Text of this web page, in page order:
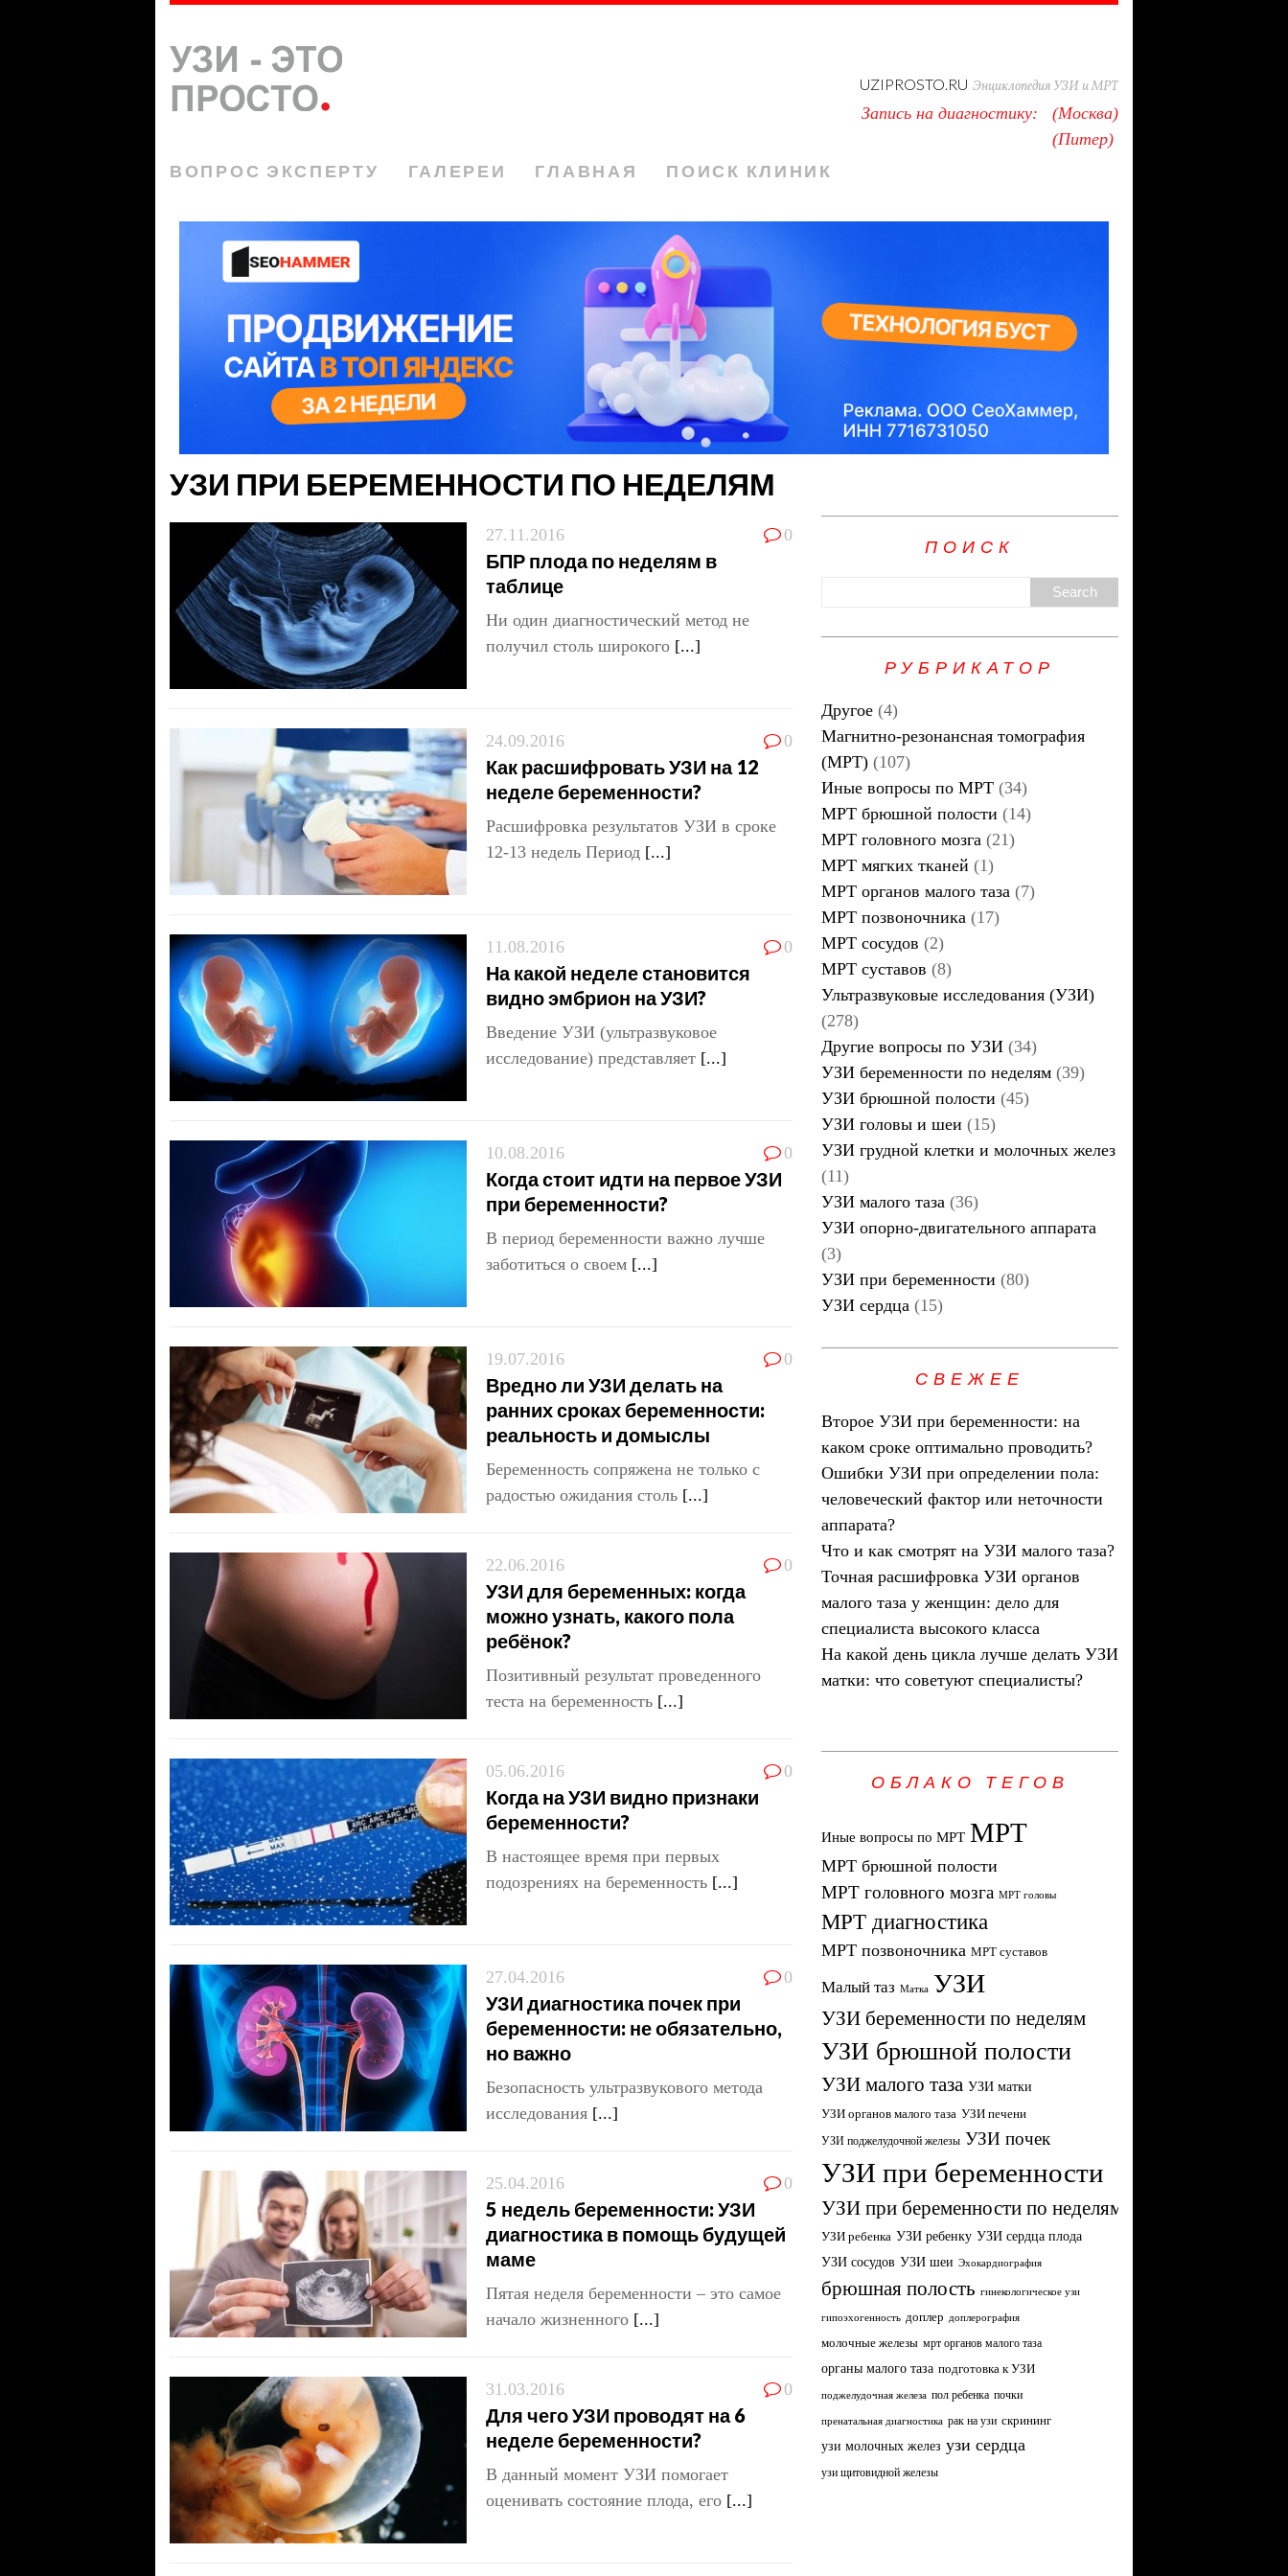
UZIPROSTO.RU Энциклопедия УЗИ и МРТ
Запись на диагностику:
Москва
Питер
ВОПРОС ЭКСПЕРТУ ГАЛЕРЕИ ГЛАВНАЯ ПОИСК КЛИНИК
УЗИ ПРИ БЕРЕМЕННОСТИ ПО НЕДЕЛЯМ
27.11.2016 0
БПР плода по неделям в
таблице
Ни один диагностический метод не
получил столь широкого [...]
24.09.2016 0
Как расшифровать УЗИ на 12
неделе беременности?
Расшифровка результатов УЗИ в сроке
12-13 недель Период [...]
11.08.2016 0
На какой неделе становится
видно эмбрион на УЗИ?
Введение УЗИ (ультразвуковое
исследование) представляет [...]
10.08.2016 0
Когда стоит идти на первое УЗИ
при беременности?
В период беременности важно лучше
заботиться о своем [...]
19.07.2016 0
Вредно ли УЗИ делать на
ранних сроках беременности:
реальность и домыслы
Беременность сопряжена не только с
радостью ожидания столь [...]
22.06.2016 0
УЗИ для беременных: когда
можно узнать, какого пола
ребёнок?
Позитивный результат проведенного
теста на беременность [...]
05.06.2016 0
Когда на УЗИ видно признаки
беременности?
В настоящее время при первых
подозрениях на беременность [...]
27.04.2016 0
УЗИ диагностика почек при
беременности: не обязательно,
но важно
Безопасность ультразвукового метода
исследования [...]
25.04.2016 0
5 недель беременности: УЗИ
диагностика в помощь будущей
маме
Пятая неделя беременности – это самое
начало жизненного [...]
31.03.2016 0
Для чего УЗИ проводят на 6
неделе беременности?
В данный момент УЗИ помогает
оценивать состояние плода, его [...]
ПОИСК
РУБРИКАТОР
Другое (4)
Магнитно-резонансная томография
(МРТ) (107)
Иные вопросы по МРТ (34)
МРТ брюшной полости (14)
МРТ головного мозга (21)
МРТ мягких тканей (1)
МРТ органов малого таза (7)
МРТ позвоночника (17)
МРТ сосудов (2)
МРТ суставов (8)
Ультразвуковые исследования (УЗИ)
(278)
Другие вопросы по УЗИ (34)
УЗИ беременности по неделям (39)
УЗИ брюшной полости (45)
УЗИ головы и шеи (15)
УЗИ грудной клетки и молочных желез
(11)
УЗИ малого таза (36)
УЗИ опорно-двигательного аппарата
(3)
УЗИ при беременности (80)
УЗИ сердца (15)
СВЕЖЕЕ
Второе УЗИ при беременности: на
каком сроке оптимально проводить?
Ошибки УЗИ при определении пола:
человеческий фактор или неточности
аппарата?
Что и как смотрят на УЗИ малого таза?
Точная расшифровка УЗИ органов
малого таза у женщин: дело для
специалиста высокого класса
На какой день цикла лучше делать УЗИ
матки: что советуют специалисты?
ОБЛАКО ТЕГОВ
Иные вопросы по МРТ МРТ
МРТ брюшной полости
МРТ головного мозга МРТ головы
МРТ диагностика
МРТ позвоночника МРТ суставов
Малый таз Матка УЗИ
УЗИ беременности по неделям
УЗИ брюшной полости
УЗИ малого таза УЗИ матки
УЗИ органов малого таза УЗИ печени
УЗИ поджелудочной железы УЗИ почек
УЗИ при беременности
УЗИ при беременности по неделям
УЗИ ребенка УЗИ ребенку УЗИ сердца плода
УЗИ сосудов УЗИ шеи Эхокардиография
брюшная полость гинекологическое узи
гипоэхогенность доплер доплерография
молочные железы мрт органов малого таза
органы малого таза подготовка к УЗИ
поджелудочная железа пол ребенка почки
пренатальная диагностика рак на узи скрининг
узи молочных желез узи сердца
узи щитовидной железы